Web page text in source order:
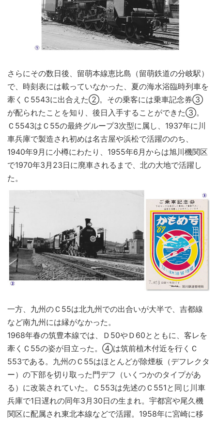
さらにその数日後、留萌本線恵比島（留萌鉄道の分岐駅）
で、時刻表には載っていなかった、夏の海水浴臨時列車を
牽くＣ5543に出合えた②。その乗客には乗車記念券③
が配られたことを知り、後日入手することができた③。
Ｃ5543はＣ55の最終グループ3次型に属し、1937年に川
車兵庫で製造され初めは名古屋や浜松で活躍ののち、
1940年9月に小樽にわたり、1955年6月からは旭川機関区
で1970年3月23日に廃車されるまで、北の大地で活躍し
た。
一方、九州のＣ55は北九州での出合いが大半で、吉都線
など南九州には縁がなかった。
1968年春の筑豊本線では、Ｄ50やＤ60とともに、客レを
牽くＣ55の姿が目立った。④は筑前植木付近を行くＣ
553である。九州のＣ55はほとんどが除煙板（デフレクタ
ー）の下部を切り取った門デフ（いくつかのタイプがあ
る）に改装されていた。Ｃ553は先述のＣ551と同じ川車
兵庫で1日遅れの同年3月30日の生まれ。宇都宮や尾久機
関区に配属され東北本線などで活躍。1958年に宮崎に移